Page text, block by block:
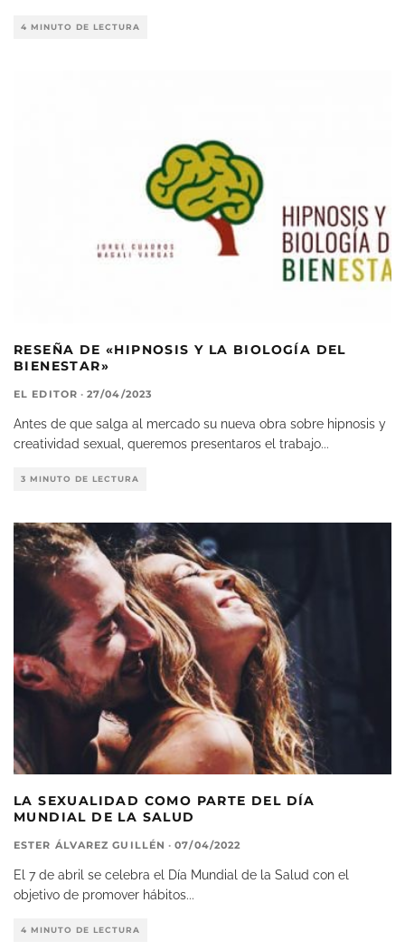
4 MINUTO DE LECTURA
RESEÑA DE «HIPNOSIS Y LA BIOLOGÍA DEL
BIENESTAR»
EL EDITOR · 27/04/2023
Antes de que salga al mercado su nueva obra sobre hipnosis y
creatividad sexual, queremos presentaros el trabajo...
3 MINUTO DE LECTURA
LA SEXUALIDAD COMO PARTE DEL DÍA
MUNDIAL DE LA SALUD
ESTER ÁLVAREZ GUILLÉN · 07/04/2022
El 7 de abril se celebra el Día Mundial de la Salud con el
objetivo de promover hábitos...
4 MINUTO DE LECTURA